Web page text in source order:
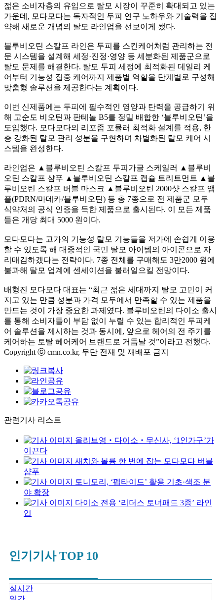
젊은 소비자층의 유입으로 탈모 시장이 꾸준히 확대되고 있는
가운데, 모다모다는 독자적인 두피 연구 노하우와 기술력을 집
약해 새로운 개념의 탈모 라인업을 선보이게 됐다.
블루비오틴 스칼프 라인은 두피를 스킨케어처럼 관리하는 전
문 시스템을 설계해 세정·진정·영양 등 세분화된 제품군으로
탈모 문제를 해결한다. 탈모 두피 세정에 최적화된 데일리 케
어부터 기능성 집중 케어까지 제품별 역할을 단계별로 구성해
맞춤형 솔루션을 제공한다는 계획이다.
이번 신제품에는 두피에 필수적인 영양과 탄력을 공급하기 위
해 고순도 비오틴과 판테놀 B5를 정밀 배합한 ‘블루비오틴’을
도입했다. 모다모다의 리포좀 포뮬러 최적화 설계를 적용, 한
층 강화된 탈모 관리 성분을 구현하며 차별화된 탈모 케어 시
스템을 완성한다.
라인업은 ▲블루비오틴 스칼프 두피가글 스케일러 ▲블루비
오틴 스칼프 샴푸 ▲블루비오틴 스칼프 캡슐 트리트먼트 ▲블
루비오틴 스칼프 버블 마스크 ▲블루비오틴 2000샷 스칼프 앰
플(PDRN/마데카/블루비오틴) 등 총 7종으로 전 제품군 모두
식약처의 공식 인증을 득한 제품으로 출시된다. 이 모든 제품
들은 개당 최대 5000 원이다.
모다모다는 고가의 기능성 탈모 기능들을 저가에 손쉽게 이용
할 수 있도록 해 대중적인 국민 탈모 아이템의 아이콘으로 자
리매김하겠다는 전략이다. 7종 전체를 구매해도 3만2000 원에
불과해 탈모 업계에 센세이션을 불러일으킬 전망이다.
배형진 모다모다 대표는 “최근 젊은 세대까지 탈모 고민이 커
지고 있는 만큼 성분과 가격 모두에서 만족할 수 있는 제품을
만드는 것이 가장 중요한 과제였다. 블루비오틴의 다이소 출시
를 통해 소비자들이 부담 없이 누릴 수 있는 합리적인 두피케
어 솔루션을 제시하는 것과 동시에, 앞으로 헤어의 전 주기를
케어하는 토탈 헤어케어 브랜드로 거듭날 것”이라고 전했다.
Copyright ⓒ cmn.co.kr, 무단 전재 및 재배포 금지
관련기사 리스트
올리브영‧다이소‧무신사, ‘1인가구’가
이끈다
새치와 볼륨 한 번에 잡는 모다모다 버블
샴푸
토니모리, ‘펩타이드’ 활용 기초·색조 분
야 확장
다이소 전용 ‘리더스 토너패드 3종’ 라인
업
인기기사 TOP 10
실시간